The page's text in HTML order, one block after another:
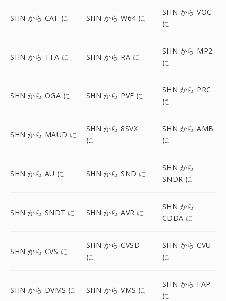
SHN から CAF に SHN から W64 に
SHN から VOC
に
SHN から TTA に SHN から RA に
SHN から MP2
に
SHN から OGA に SHN から PVF に
SHN から PRC
に
SHN から MAUD に
SHN から 8SVX
に
SHN から AMB
に
SHN から AU に SHN から SND に
SHN から
SNDR に
SHN から SNDT に SHN から AVR に
SHN から
CDDA に
SHN から CVS に
SHN から CVSD
に
SHN から CVU
に
SHN から DVMS に SHN から VMS に
SHN から FAP
に